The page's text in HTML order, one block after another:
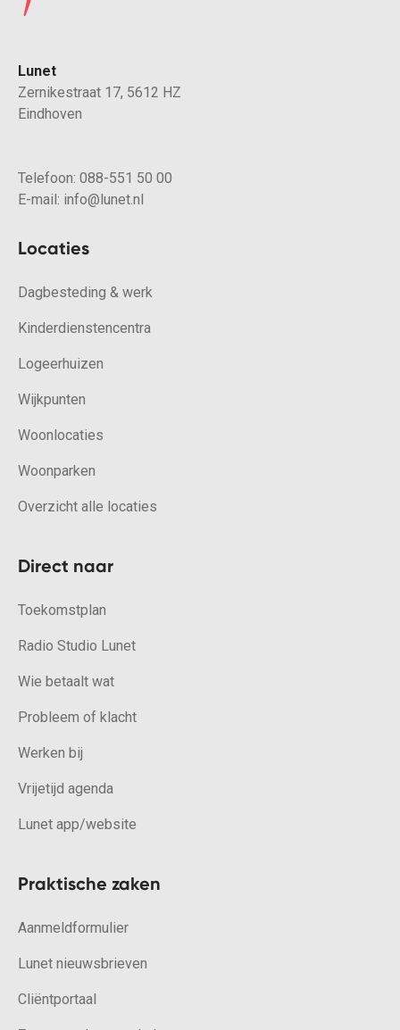
Lunet
Zernikestraat 17, 5612 HZ
Eindhoven
Telefoon: 088-551 50 00
E-mail: info@lunet.nl
Locaties
Dagbesteding & werk
Kinderdienstencentra
Logeerhuizen
Wijkpunten
Woonlocaties
Woonparken
Overzicht alle locaties
Direct naar
Toekomstplan
Radio Studio Lunet
Wie betaalt wat
Probleem of klacht
Werken bij
Vrijetijd agenda
Lunet app/website
Praktische zaken
Aanmeldformulier
Lunet nieuwsbrieven
Cliëntportaal